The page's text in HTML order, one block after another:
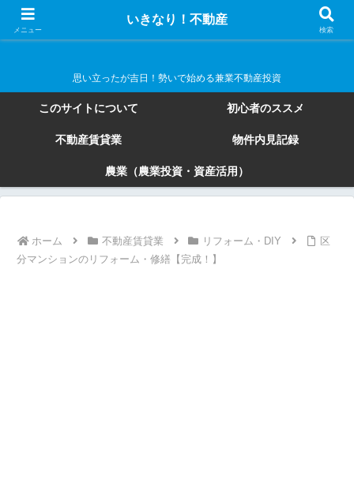
いきなり！不動産
思い立ったが吉日！勢いで始める兼業不動産投資
このサイトについて 初心者のススメ
不動産賃貸業 物件内見記録
農業（農業投資・資産活用）
ホーム 不動産賃貸業 リフォーム・DIY
区
分マンションのリフォーム・修繕【完成！】
メニュー
いきなり！不動産
検索